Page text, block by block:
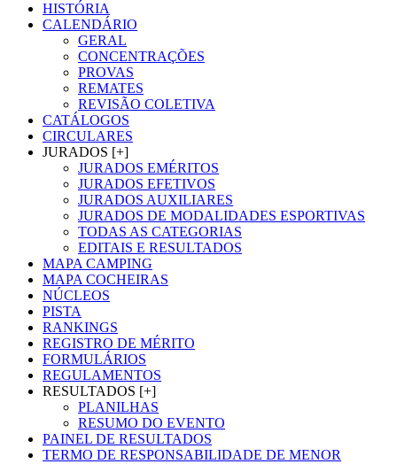
HISTÓRIA
CALENDÁRIO
GERAL
CONCENTRAÇÕES
PROVAS
REMATES
REVISÃO COLETIVA
CATÁLOGOS
CIRCULARES
JURADOS [+]
JURADOS EMÉRITOS
JURADOS EFETIVOS
JURADOS AUXILIARES
JURADOS DE MODALIDADES ESPORTIVAS
TODAS AS CATEGORIAS
EDITAIS E RESULTADOS
MAPA CAMPING
MAPA COCHEIRAS
NÚCLEOS
PISTA
RANKINGS
REGISTRO DE MÉRITO
FORMULÁRIOS
REGULAMENTOS
RESULTADOS [+]
PLANILHAS
RESUMO DO EVENTO
PAINEL DE RESULTADOS
TERMO DE RESPONSABILIDADE DE MENOR